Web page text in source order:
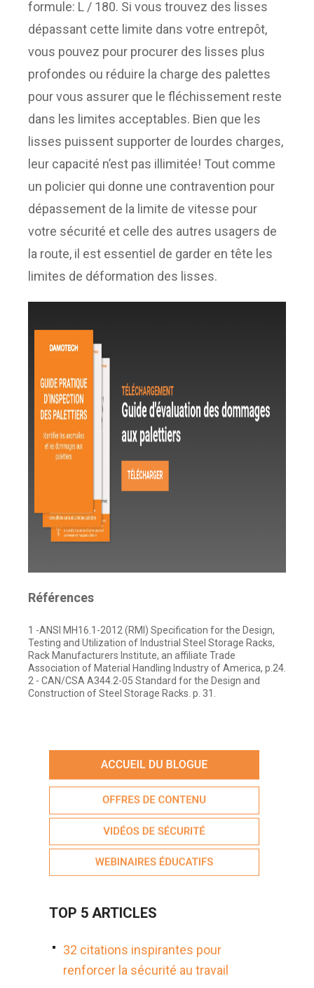
formule: L / 180. Si vous trouvez des lisses
dépassant cette limite dans votre entrepôt,
vous pouvez pour procurer des lisses plus
profondes ou réduire la charge des palettes
pour vous assurer que le fléchissement reste
dans les limites acceptables. Bien que les
lisses puissent supporter de lourdes charges,
leur capacité n’est pas illimitée! Tout comme
un policier qui donne une contravention pour
dépassement de la limite de vitesse pour
votre sécurité et celle des autres usagers de
la route, il est essentiel de garder en tête les
limites de déformation des lisses.
Références
1 -ANSI MH16.1-2012 (RMI) Specification for the Design,
Testing and Utilization of Industrial Steel Storage Racks,
Rack Manufacturers Institute, an affiliate Trade
Association of Material Handling Industry of America, p.24.
2 - CAN/CSA A344.2-05 Standard for the Design and
Construction of Steel Storage Racks. p. 31.
TOP 5 ARTICLES
32 citations inspirantes pour
renforcer la sécurité au travail